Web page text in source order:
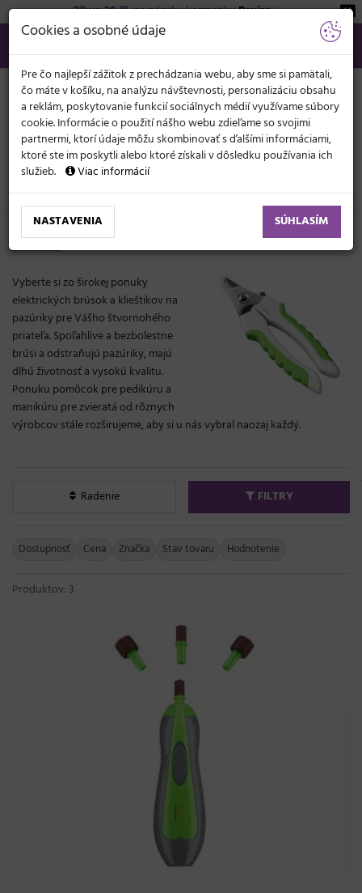
Zľava 20 %na pánsku kozmetikuBeviro!
02/21 201 099
info@svetkadernictva.sk
Po−pia: 8−17
Všetko o nákupe €
KATEGÓRIE
MENU
Pedikúra, manikúra Pre zvieratá
Pedikúra a manikúra pre zvieratá
Vyberte si zo širokej ponuky
elektrických brúsok a klieštikov na
pazúriky pre Vášho štvornohého
priateľa. Spoľahlive a bezbolestne
brúsi a odstraňujú pazúriky, majú
dlhú životnosť a vysokú kvalitu.
Ponuku pomôcok pre pedikúru a
manikúru pre zvieratá od rôznych
výrobcov stále rozširujeme, aby si u nás vybral naozaj každý.
Radenie FILTRY
Dostupnosť Cena Značka Stav tovaru Hodnotenie
Produktov: 3
Cookies a osobné údaje
Pre čo najlepší zážitok z prechádzania webu, aby sme si pamätali,
čo máte v košíku, na analýzu návštevnosti, personalizáciu obsahu
a reklám, poskytovanie funkcií sociálnych médií využívame súbory
cookie. Informácie o použití nášho webu zdieľame so svojimi
partnermi, ktorí údaje môžu skombinovať s ďalšími informáciami,
ktoré ste im poskytli alebo ktoré získali v dôsledku používania ich
služieb.
Viac informácií
NASTAVENIA SÚHLASÍM